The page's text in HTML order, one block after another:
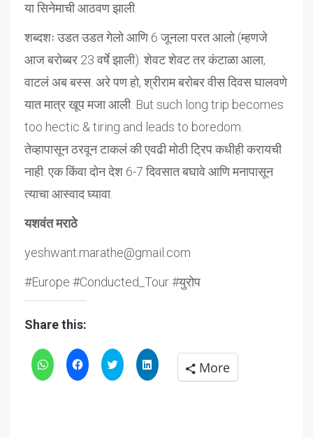
या सिनेमाची आठवण झाली.
शब्दशः उडत उडत गेलो आणि 6 जूनला परत आलो (म्हणजे
आज बरोब्बर 23 वर्षे झाली). शेवट शेवट तर कंटाळा आला,
वाटलं अब बस्स. अरे पण हो, श्रीराम बरोबर वीस दिवस घालवणे
यात मात्र खूप मजा आली. But such long trip becomes
too hectic & tiring and leads to boredom.
तेव्हापासून ठरवून टाकलं की एवढी मोठी ट्रिप कधीही करायची
नाही. एक किंवा दोन देश 6-7 दिवसात बघावे आणि मनापासून
त्याचा आस्वाद घ्यावा.
यशवंत मराठे
yeshwant.marathe@gmail.com
#Europe #Conducted_Tour #युरोप
Share this:
Click
Click
Click
Click
More